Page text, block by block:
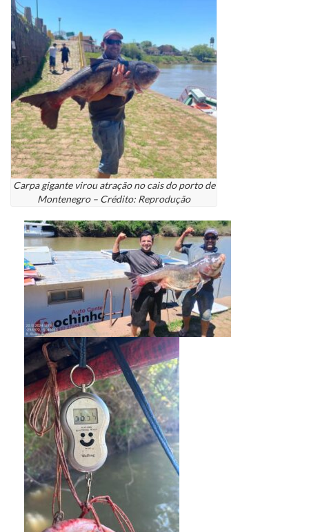
Carpa gigante virou atração no cais do porto de
Montenegro – Crédito: Reprodução